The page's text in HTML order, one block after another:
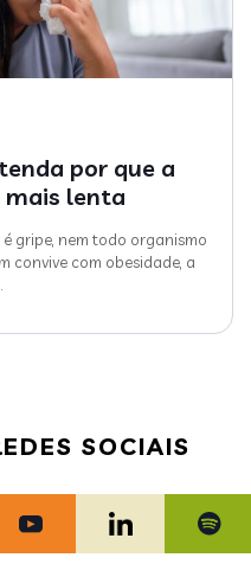
por que a
mais lenta
gripe, nem todo organismo
convive com obesidade, a
SOCIAIS